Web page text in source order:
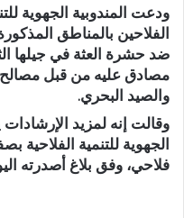
ودعت المندوبية الجهوية
الفلاحين بالمناطق
ضد حشرة العثة في جيلها
مصادق عليه من قبل مصالح
والصيد البحري.
وقالت إنه لمزيد
الجهوية للتنمية
فلاحي، وفق بلاغ أصدرته